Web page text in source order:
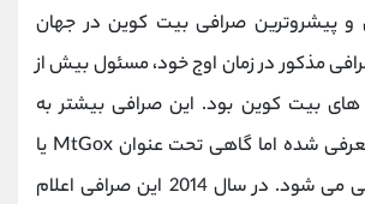
پیشروترین صرافی بیت کوین در جهان
مذکور در زمان اوج خود، مسئول بیش از
های بیت کوین بود. این صرافی بیشتر به
عنوان Mt. Gox معرفی شده اما گاهی تحت عنوان MtGox یا
Mt Gox نیز معرفی می شود. در سال 2014 این صرافی اعلام